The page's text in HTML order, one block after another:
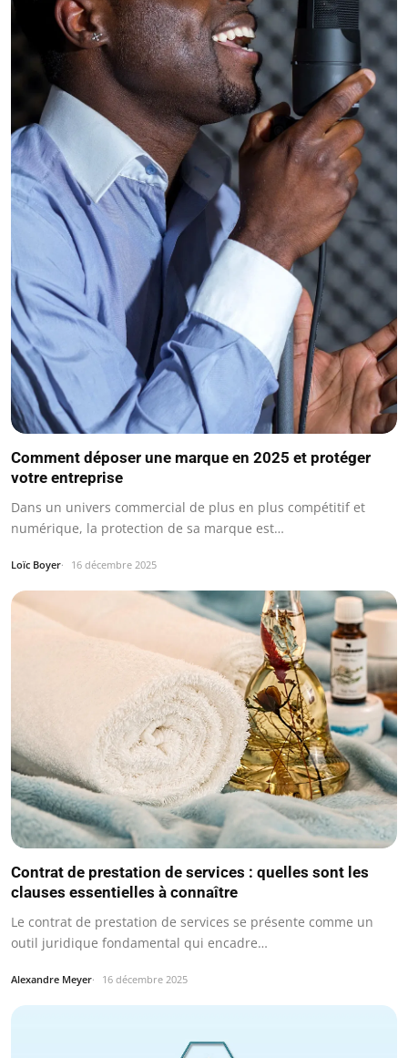
Comment déposer une marque en 2025 et protéger
votre entreprise
Dans un univers commercial de plus en plus compétitif et
numérique, la protection de sa marque est…
Loïc Boyer 16 décembre 2025
Contrat de prestation de services : quelles sont les
clauses essentielles à connaître
Le contrat de prestation de services se présente comme un
outil juridique fondamental qui encadre…
Alexandre Meyer 16 décembre 2025